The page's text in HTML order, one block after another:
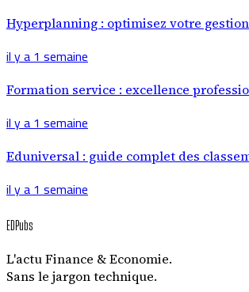
Hyperplanning : optimisez votre
il y a 1 semaine
Formation service : excellence
il y a 1 semaine
Eduniversal : guide complet des
il y a 1 semaine
EDPubs
L'actu Finance & Economie.
Sans le jargon technique.